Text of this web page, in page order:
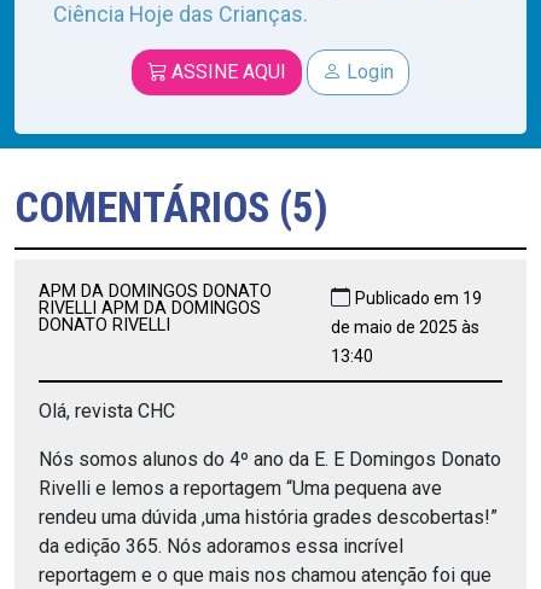
Ciência Hoje das Crianças.
ASSINE AQUI Login
COMENTÁRIOS (5)
APM DA DOMINGOS DONATO
RIVELLI APM DA DOMINGOS
DONATO RIVELLI
Publicado em 19
de maio de 2025 às
13:40
Olá, revista CHC
Nós somos alunos do 4º ano da E. E Domingos Donato
Rivelli e lemos a reportagem “Uma pequena ave
rendeu uma dúvida ,uma história grades descobertas!”
da edição 365. Nós adoramos essa incrível
reportagem e o que mais nos chamou atenção foi que